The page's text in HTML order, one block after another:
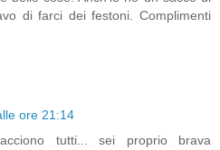
di farci dei festoni. Complimenti
ore 21:14
tutti... sei proprio brava